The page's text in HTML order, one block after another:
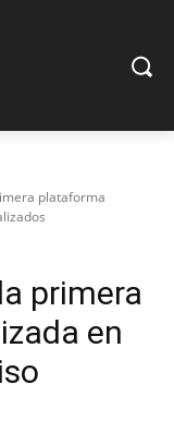
plataforma
primera
en